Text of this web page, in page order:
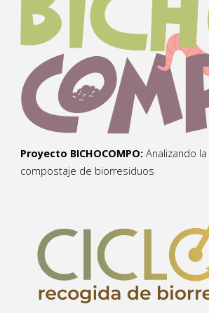
Proyecto BICHOCOMPO: Analizando
compostaje de biorresiduos